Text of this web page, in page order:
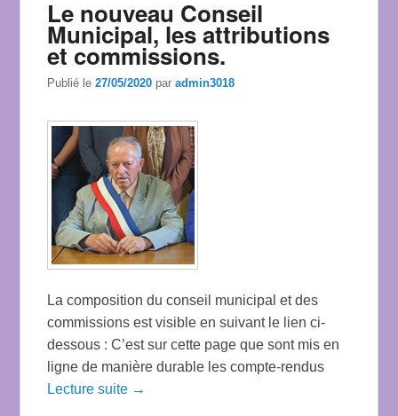
Le nouveau Conseil
Municipal, les attributions
et commissions.
Publié le27/05/2020 paradmin3018
La composition du conseil municipal et des
commissions est visible en suivant le lien ci-
dessous : C’est sur cette page que sont mis en
ligne de manière durable les compte-rendus
Lecture suite →